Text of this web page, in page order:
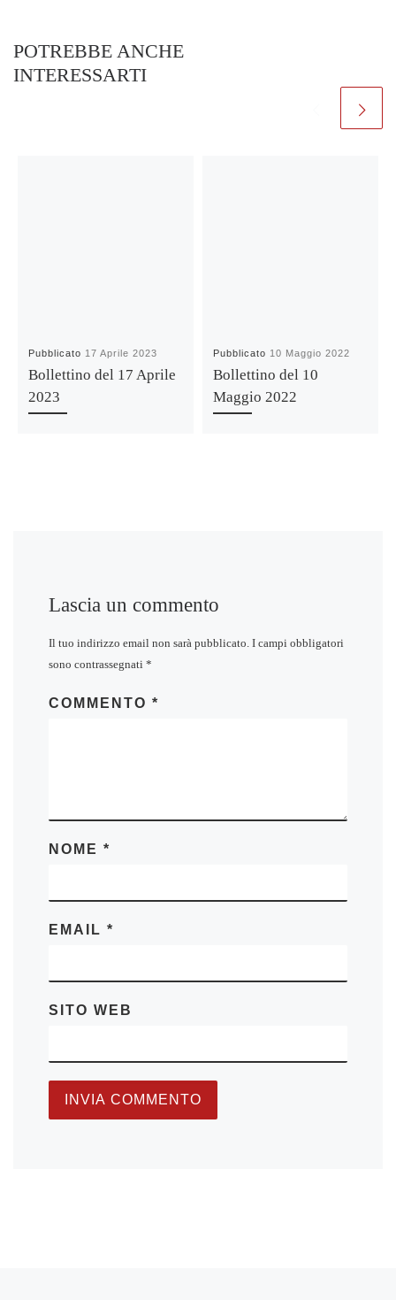
POTREBBE ANCHE
INTERESSARTI
Pubblicato 17 Aprile 2023
Bollettino del 17 Aprile
2023
Pubblicato 10 Maggio 2022
Bollettino del 10
Maggio 2022
Lascia un commento
Il tuo indirizzo email non sarà pubblicato. I campi obbligatori
sono contrassegnati *
COMMENTO *
NOME *
EMAIL *
SITO WEB